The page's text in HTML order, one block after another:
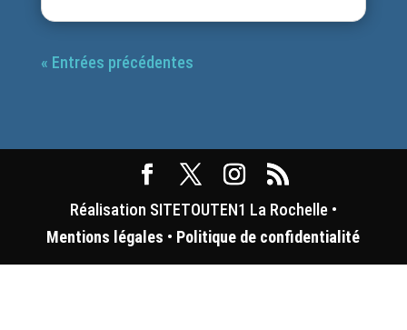
« Entrées précédentes
Réalisation SITETOUTEN1 La Rochelle •
Mentions légales • Politique de confidentialité